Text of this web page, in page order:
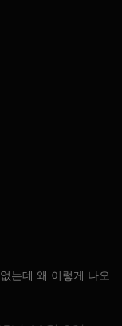
는데 왜 이렇게 나오